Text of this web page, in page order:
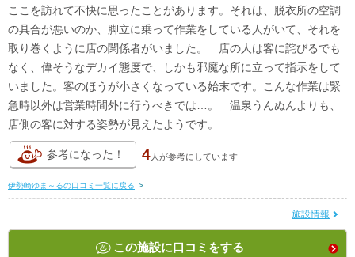
ここを訪れて不快に思ったことがあります。それは、脱衣所の空調
の具合が悪いのか、脚立に乗って作業をしている人がいて、それを
取り巻くように店の関係者がいました。 店の人は客に詫びるでも
なく、偉そうなデカイ態度で、しかも邪魔な所に立って指示をして
いました。客のほうが小さくなっている始末です。こんな作業は緊
急時以外は営業時間外に行うべきでは…。 温泉うんぬんよりも、
店側の客に対する姿勢が見えたようです。
参考になった！ 4人が参考にしています
伊勢崎ゆま～るの口コミ一覧に戻る >
施設情報
この施設に口コミをする